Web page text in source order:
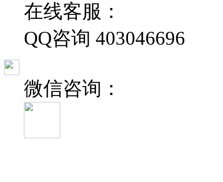
在线客服：
QQ咨询 403046696
微信咨询：